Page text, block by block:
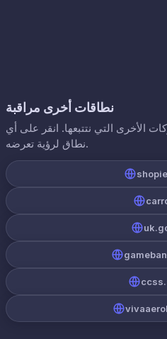
نطاقات أخرى مراقبة
الأخرى التي نتتبعها. انقر على أي
نطاق لرؤية تعرضه.